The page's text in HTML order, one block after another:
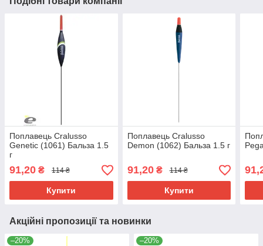
Поплавець Cralusso
Genetic (1061) Бальза 1.5
г
91,20 ₴ 114 ₴
Купити
Поплавець Cralusso
Demon (1062) Бальза 1.5 г
91,20₴ 114 ₴
Купити
Акційні пропозиції та новинки
–20% –20%